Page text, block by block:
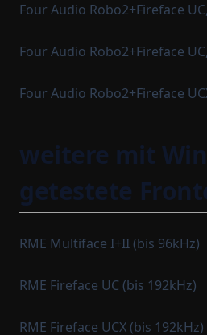
Four Audio Robo2+Fireface
Four Audio Robo2+Fireface
Four Audio Robo2+Fireface
weitere mit
getestete
RME Multiface I+II (bis 96kHz)
RME Fireface UC (bis 192kHz)
RME Fireface UCX (bis 192kHz)